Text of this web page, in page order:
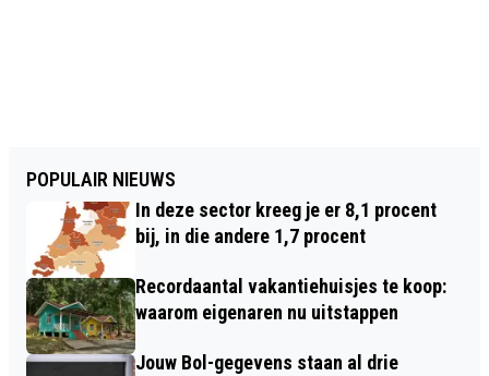
POPULAIR NIEUWS
In deze sector kreeg je er 8,1 procent
bij, in die andere 1,7 procent
Recordaantal vakantiehuisjes te koop:
waarom eigenaren nu uitstappen
Jouw Bol-gegevens staan al drie